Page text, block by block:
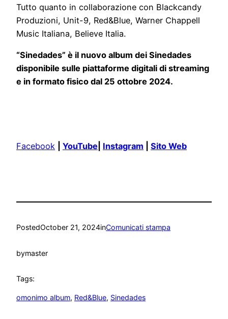
Tutto quanto in collaborazione con Blackcandy
Produzioni, Unit-9, Red&Blue, Warner Chappell
Music Italiana, Believe Italia.
“Sinedades” è il nuovo album dei Sinedades
disponibile sulle piattaforme digitali di streaming
e in formato fisico dal 25 ottobre 2024.
Facebook YouTube Instagram Sito Web
PostedOctober 21, 2024inComunicati stampa
bymaster
Tags:
omonimo album, Red&Blue, Sinedades